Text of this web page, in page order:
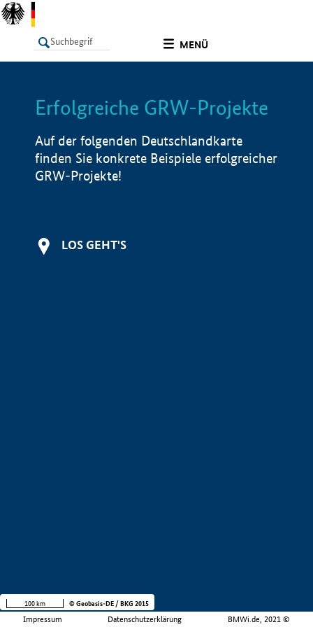
MENÜ
LISTE Info
Erfolgreiche GRW-Projekte
Auf der folgenden Deutschlandkarte
finden Sie konkrete Beispiele erfolgreicher
GRW-Projekte!
LOS GEHT'S
Impressum Datenschutzerklärung BMWi.de, 2021 ©
100 km © Geobasis-DE / BKG 2015